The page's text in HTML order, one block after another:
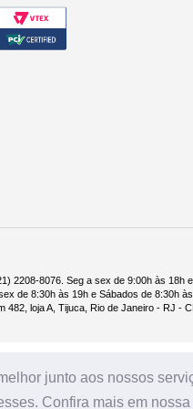
mais se aproxime do peso
de estimação e governos a
adequada para atender as
e serviços inovadores para a
a 4,5 Kg de peso- 112,5 mg.
2208-8076. Seg a sex de 9:00h às 18h
de 8:30h às 19h e Sábados de 8:30h
482, loja A, Tijuca, Rio de Janeiro - RJ -
junto aos nossos
Confira mais em